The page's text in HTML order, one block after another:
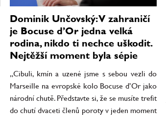
Dominik Unčovský: V zahraničí
je Bocuse d’Or jedna velká
rodina, nikdo ti nechce uškodit.
Nejtěžší moment byla sépie
„Cibuli, kmín a uzené jsme s sebou vezli do
Marseille na evropské kolo Bocuse d’Or jako
národní chutě. Představte si, že se musíte trefit
do chutí dvaceti členů poroty v jeden moment